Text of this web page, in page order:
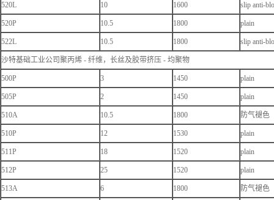
520L 10 1600 slip anti-
520P 10.5 1800 plain
522L 10.5 1800 slip anti-
沙特基础工业公司聚丙烯 - 纤维，长丝及胶带挤压 - 均聚物
500P 3 1450 plain
505P 2 1450 plain
510A 10.5 1800 防气褪色
510P 12 1530 plain
511P 18 1520 plain
512P 25 1520 plain
513A 6 1800 防气褪色